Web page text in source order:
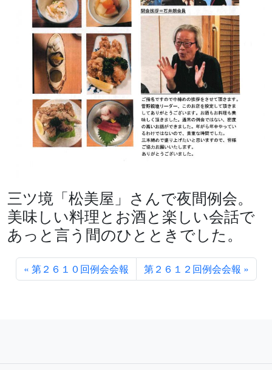
三ツ境「松美屋」さんで夜間例会。
美味しい料理とお酒と楽しい会話で
あっと言う間のひとときでした。
第２６１０回例会会報 第２６１２回例会会報